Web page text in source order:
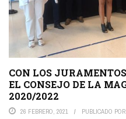
CON LOS
EL CONSEJO DE LA
2020/2022
26 FEBRERO, 2021 PUBLICADO POR